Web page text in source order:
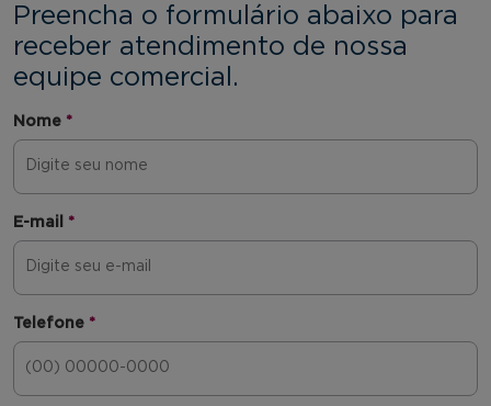
Preencha o formulário abaixo para
receber atendimento de nossa
equipe comercial.
Nome *
E-mail *
Telefone *